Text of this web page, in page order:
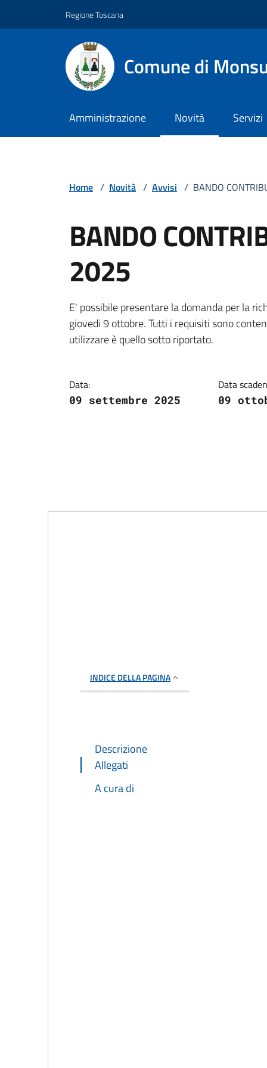
Regione Toscana
Comune di
Amministrazione Novità Servizi
Home / Novità / Avvisi / BANDO
BANDO
2025
Dettagli della
E' possibile presentare la domanda per la
giovedi 9 ottobre. Tutti i requisiti sono
utilizzare è quello sotto riportato.
Data:
09 settembre 2025
Data
09
INDICE DELLA PAGINA
Descrizione
Allegati
A cura di